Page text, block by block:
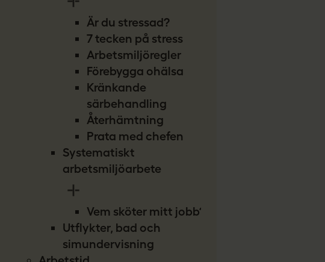
Är du stressad?
7 tecken på stress
Arbetsmiljöregler
Förebygga ohälsa
Kränkande
särbehandling
Återhämtning
Prata med chefen
Systematiskt
arbetsmiljöarbete
Vem sköter mitt jobb?
Utflykter, bad och
simundervisning